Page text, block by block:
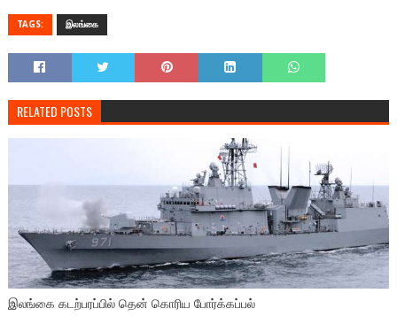
TAGS: இலங்கை
RELATED POSTS
இலங்கை கடற்பரப்பில் தென் கொரிய போர்க்கப்பல்